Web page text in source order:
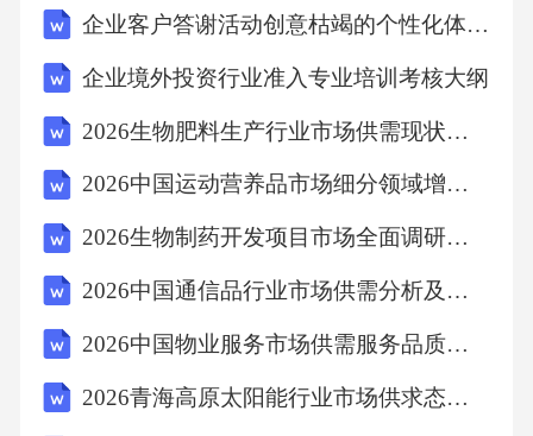
合《生活垃圾焚烧发电厂技术规范》等标准，
从上到下，政策都是支持的，项目符合规划要
求。
我们公司发展战略就是做环保领域的投资和运
营，重点是垃圾处理和资源回收。现在我们运
上周边城市的发展需求。如果再不扩大规模，
企业客户答谢活动创意枯竭的个性化体验策划解决方案
企业境外投资行业准入专业培训考核大纲
2026生物肥料生产行业市场供需现状技术评估竞争规划分析研究报告
2026中国运动营养品市场细分领域增长与营销策略分析报告
2026生物制药开发项目市场全面调研及生物制药技术发展方向与医药行业市场前景研究分析报告
2026中国通信品行业市场供需分析及投资评估规划分析研究报告
2026中国物业服务市场供需服务品质及投资布局分析
2026青海高原太阳能行业市场供求态势分析及投资规划咨询书